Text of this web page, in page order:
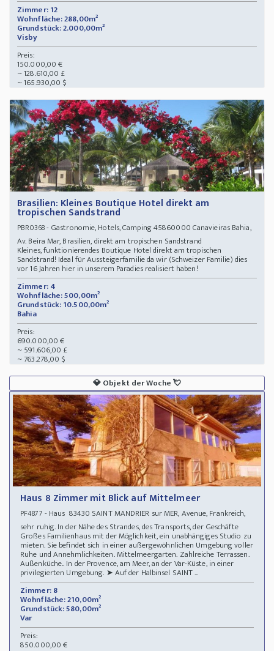
Zimmer: 12
Wohnfläche: 288,00m²
Grundstück: 2.000,00m²
Visby
Preis:
150.000,00 €
~ 128.610,00 £
~ 165.930,00 $
Brasilien: Kleines Boutique Hotel direkt am
tropischen Sandstrand
PBR0368- Gastronomie, Hotels, Camping 45860000 Canavieiras Bahia,
Av. Beira Mar, Brasilien, direkt am tropischen Sandstrand
Kleines, funktionierendes Boutique Hotel direkt am tropischen
Sandstrand! Ideal für Aussteigerfamilie da wir (Schweizer Familie) dies
vor 16 Jahren hier in unserem Paradies realisiert haben!
Zimmer: 4
Wohnfläche: 500,00m²
Grundstück: 10.500,00m²
Bahia
Preis:
690.000,00 €
~ 591.606,00 £
~ 763.278,00 $
💎Objekt der Woche💘
Haus 8 Zimmer mit Blick auf Mittelmeer
PF4877 - Haus 83430 SAINT MANDRIER sur MER, Avenue, Frankreich,
sehr ruhig. In der Nähe des Strandes, des Transports, der Geschäfte
Großes Familienhaus mit der Möglichkeit, ein unabhängiges Studio zu
mieten. Sie befindet sich in einer außergewöhnlichen Umgebung voller
Ruhe und Annehmlichkeiten. Mittelmeergarten. Zahlreiche Terrassen.
Außenküche.. In der Provence, am Meer, an der Var-Küste, in einer
privilegierten Umgebung. ➤ Auf der Halbinsel SAINT ...
Zimmer: 8
Wohnfläche: 210,00m²
Grundstück: 580,00m²
Var
Preis:
850.000,00 €